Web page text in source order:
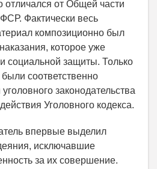
отличался от Общей части
Фактически весь
композиционно был
которое уже
социальной защиты. Только
соответственно
законодательства
Уголовного кодекса.
впервые выделил
исключавшие
за их совершение.